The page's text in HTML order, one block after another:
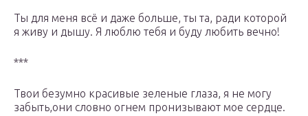
Ты для меня всё и даже больше, ты та, ради которой
я живу и дышу. Я люблю тебя и буду любить вечно!
***
Твои безумно красивые зеленые глаза, я не могу
забыть,они словно огнем пронизывают мое сердце.